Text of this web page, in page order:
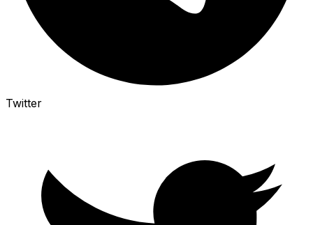
Twitter